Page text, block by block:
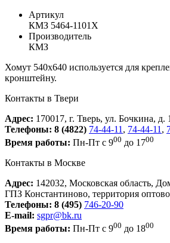
Артикул
КМЗ 5464-1101Х
Производитель
КМЗ
Хомут 540х640 используется для
кронштейну.
Контакты в Твери
Адрес: 170017, г. Тверь, ул. Бочкина, д.
Телефоны: 8 (4822) 74-44-11 , 74-44-11 ,
Время работы: Пн-Пт с 900 до 1700
Контакты в Москве
Адрес: 142032, Московская область,
ГПЗ Константиново, территория
Телефоны: 8 (495) 746-20-90
E-mail: sgpr@bk.ru
Время работы: Пн-Пт с 900 до 1800